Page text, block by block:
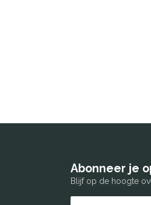
Abonneer je
Blijf op de hoogte